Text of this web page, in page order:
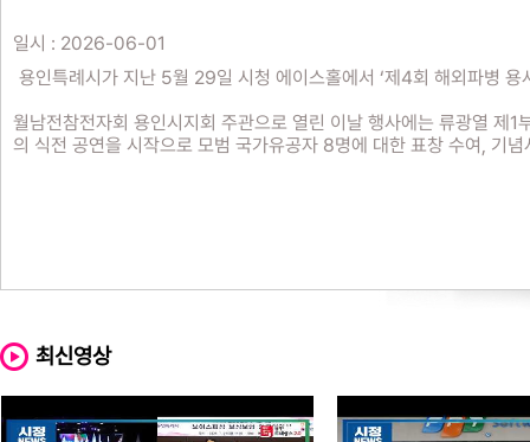
일시 : 2026-06-01
용인특례시가 지난 5월 29일 시청 에이스홀에서 ‘제4회 해외파병
월남전참전자회 용인시지회 주관으로 열린 이날 행사에는 류광열 제
의 식전 공연을 시작으로 모범 국가유공자 8명에 대한 표창 수여, 기
최신영상